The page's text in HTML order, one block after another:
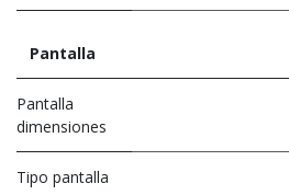
Pantalla
Pantalla
dimensiones
Tipo pantalla